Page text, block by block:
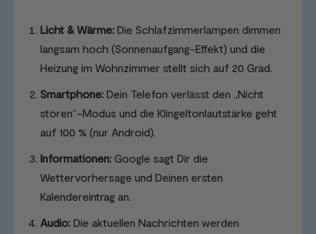
Licht & Wärme: Die Schlafzimmerlampen dimmen
langsam hoch (Sonnenaufgang-Effekt) und die
Heizung im Wohnzimmer stellt sich auf 20 Grad.
Smartphone: Dein Telefon verlässt den „Nicht
stören“-Modus und die Klingeltonlautstärke geht
auf 100 % (nur Android).
Informationen: Google sagt Dir die
Wettervorhersage und Deinen ersten
Kalendereintrag an.
Audio: Die aktuellen Nachrichten werden